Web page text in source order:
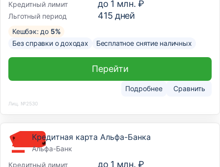
Кредитный лимит
до 1 млн. ₽
Льготный период 415 дней
Кешбэк: до 5%
Без справки о доходах
Бесплатное снятие наличных
Подробнее Сравнить
Перейти
Лиц. №2530
Кредитная карта Альфа-Банка
Альфа-Банк
Кредитный лимит
до 1 млн. ₽